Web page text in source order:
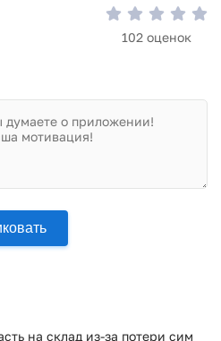
102 оценок
на склад из-за потери сим